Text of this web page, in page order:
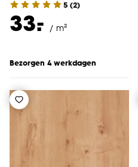
5 (2)
33.
- / m²
Bezorgen 4 werkdagen